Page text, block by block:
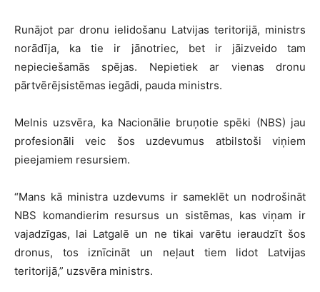
Runājot par dronu ielidošanu Latvijas teritorijā, ministrs
norādīja, ka tie ir jānotriec, bet ir jāizveido tam
nepieciešamās spējas. Nepietiek ar vienas dronu
pārtvērējsistēmas iegādi, pauda ministrs.
Melnis uzsvēra, ka Nacionālie bruņotie spēki (NBS) jau
profesionāli veic šos uzdevumus atbilstoši viņiem
pieejamiem resursiem.
“Mans kā ministra uzdevums ir sameklēt un nodrošināt
NBS komandierim resursus un sistēmas, kas viņam ir
vajadzīgas, lai Latgalē un ne tikai varētu ieraudzīt šos
dronus, tos iznīcināt un neļaut tiem lidot Latvijas
teritorijā,” uzsvēra ministrs.